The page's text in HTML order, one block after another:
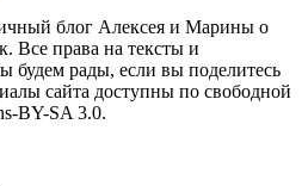
блог Алексея и Марины о
Все права на тексты и
рады, если вы поделитесь
сайта доступны по свободной
BY-SA 3.0.